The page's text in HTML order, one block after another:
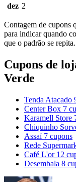
dez 2
Contagem de cupons
para indicar quando
que o padrão se repita.
Cupons de
Verde
Tenda Atacado
Center Box 7
Karamell Store
Chiquinho
Assaí 7 cupons
Rede
Café L'or 12
Desembala 8